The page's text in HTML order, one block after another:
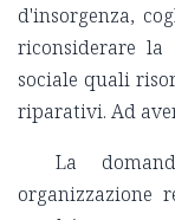
d'insorgenza,
riconsiderare
sociale quali
riparativi. Ad
La
organizzazione